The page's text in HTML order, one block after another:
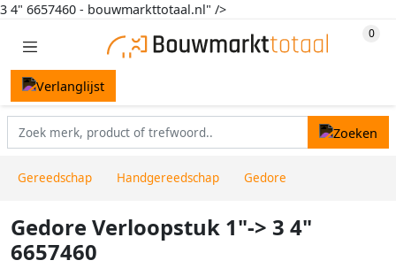
3 4" 6657460 - bouwmarkttotaal.nl" />
Gereedschap Handgereedschap Gedore
Gedore Verloopstuk 1"-> 3 4"
6657460